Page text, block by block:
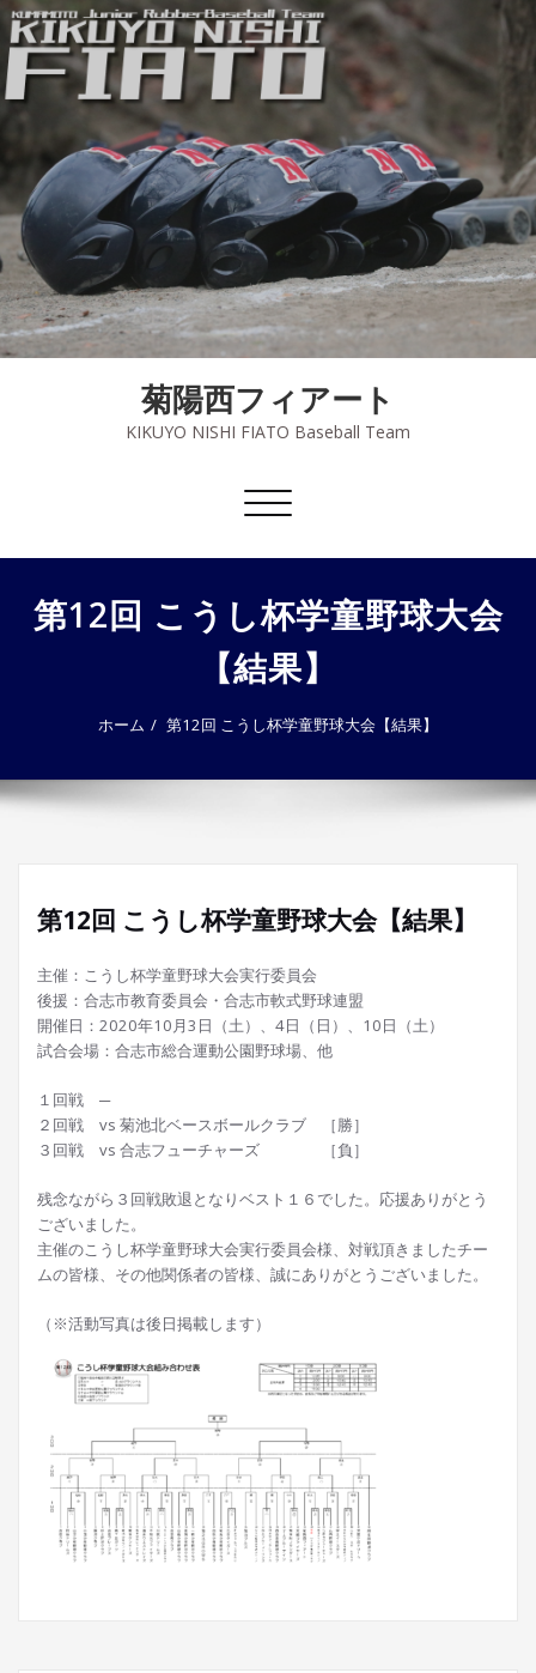
菊陽西フィアート
KIKUYO NISHI FIATO Baseball Team
ナ
ゲ
シ
ョ
ン
を
り
第12回 こうし杯学童野球大会
【結果】
ホーム 第12回 こうし杯学童野球大会【結果】
第12回 こうし杯学童野球大会【結果】
主催：こうし杯学童野球大会実行委員会
後援：合志市教育委員会・合志市軟式野球連盟
開催日：2020年10月3日（土）、4日（日）、10日（土）
試合会場：合志市総合運動公園野球場、他
１回戦 ─
２回戦 vs 菊池北ベースボールクラブ ［勝］
３回戦 vs 合志フューチャーズ ［負］
残念ながら３回戦敗退となりベスト１６でした。応援ありがとう
ございました。
主催のこうし杯学童野球大会実行委員会様、対戦頂きましたチー
ムの皆様、その他関係者の皆様、誠にありがとうございました。
（※活動写真は後日掲載します）